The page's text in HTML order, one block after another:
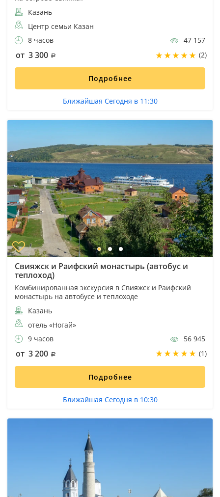
Казань
Центр семьи Казан
8 часов
47 157
от 3 300 (2)
Подробнее
Ближайшая Сегодня в 11:30
Свияжск и Раифский монастырь (автобус и
теплоход)
Комбинированная экскурсия в Свияжск и Раифский
монастырь на автобусе и теплоходе
Казань
отель «Ногай»
9 часов
56 945
от 3 200 (1)
Подробнее
Ближайшая Сегодня в 10:30